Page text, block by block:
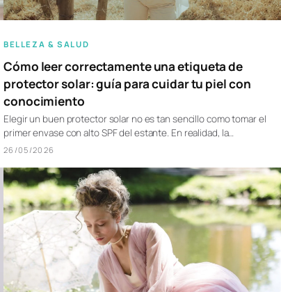
BELLEZA & SALUD
Cómo leer correctamente una etiqueta de
protector solar: guía para cuidar tu piel con
conocimiento
Elegir un buen protector solar no es tan sencillo como tomar el
primer envase con alto SPF del estante. En realidad, la…
26/05/2026